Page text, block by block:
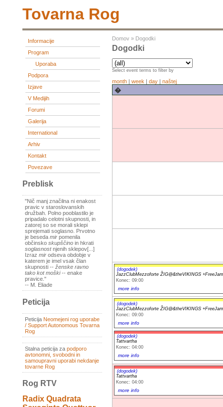
Tovarna Rog
Informacije
Program
Uporaba
Podpora
Izjave
V Medijih
Forumi
Galerija
International
Arhiv
Kontakt
Povezave
Preblisk
"Nič manj značilna ni enakost
pravic v staroslovanskih
družbah. Polno pooblastilo je
pripadalo celotni skupnosti, in
zatorej so se morali sklepi
sprejemati soglasno. Prvotno
je beseda mir pomenila
občinsko skupščino in hkrati
soglasnostnjenih sklepov[...]
Izraz mir odseva obdobje v
katerem je imel vsak član
skupnosti -- ženske ravno
tako kot moški-- enake
pravice."
-- M. Eliade
Peticija
Peticija Neomejeni rog uporabe
/ Support Autonomous Tovarna
Rog
Stalna peticija za podporo
avtonomni, svobodni in
samoupravni uporabi nekdanje
tovarne Rog
Rog RTV
Radix Quadrata
Domov » Dogodki
Dogodki
Select event terms to filter by
month | week | day | naštej
�
(dogodek)
JazzClubMezzoforte ŽIG@&theVIKINGS
Konec: 09:00
more info
(dogodek)
JazzClubMezzoforte ŽIG@&theVIKINGS
Konec: 09:00
more info
(dogodek)
Tattvartha
Konec: 04:00
more info
(dogodek)
Tattvartha
Konec: 04:00
more info